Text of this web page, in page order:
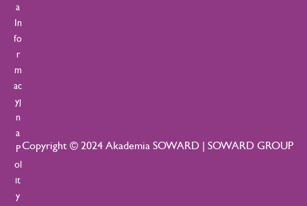
Copyright © 2024 Akademia SOWARD | SOWARD GROUP
a
In
fo
r
m
ac
yj
n
a
P
ol
it
y